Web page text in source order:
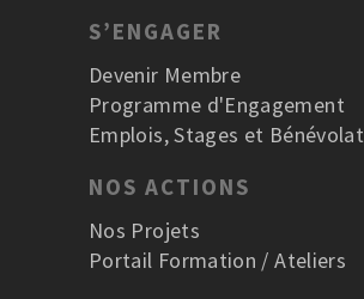
S’ENGAGER
Devenir Membre
Programme d'Engagement
Emplois, Stages et Bénévolat
NOS ACTIONS
Nos Projets
Portail Formation / Ateliers